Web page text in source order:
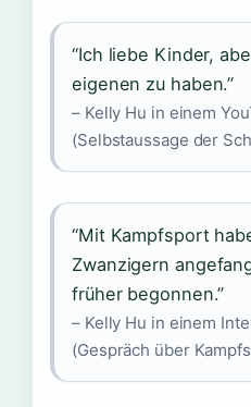
“Ich liebe Kinder,
eigenen zu haben.”
– Kelly Hu in einem
(Selbstaussage der
“Mit Kampfsport
Zwanzigern
früher begonnen.”
– Kelly Hu in einem
(Gespräch über